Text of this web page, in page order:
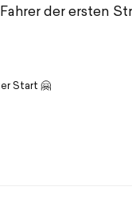
der ersten
Start 🤗